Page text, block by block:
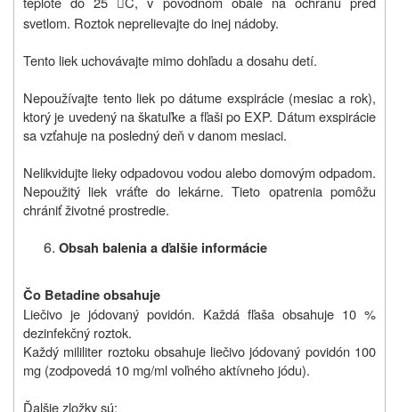

svetlom. Roztok neprelievajte do inej nádoby.
Tento liek uchovávajte mimo dohľadu a dosahu detí.
Nepoužívajte tento liek po dátume exspirácie (mesiac a rok),
ktorý je uvedený na škatuľke a fľaši po EXP. Dátum exspirácie
sa vzťahuje na posledný deň v danom mesiaci.
Nelikvidujte lieky odpadovou vodou alebo domovým odpadom.
Nepoužitý liek vráťte do lekárne. Tieto opatrenia pomôžu
chrániť životné prostredie.
Obsah balenia a ďalšie informácie
Čo Betadine obsahuje
Liečivo je jódovaný povidón. Každá fľaša obsahuje 10 %
dezinfekčný roztok.
Každý mililiter roztoku obsahuje liečivo jódovaný povidón 100
mg (zodpovedá 10 mg/ml voľného aktívneho jódu).
Ďalšie zložky sú: